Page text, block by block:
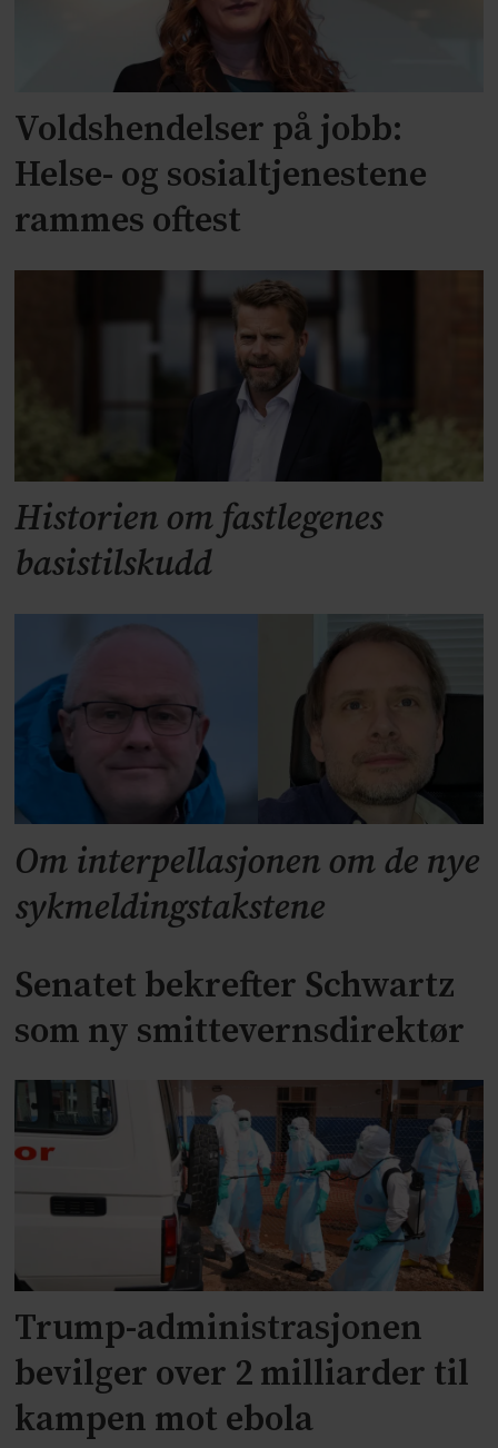
Voldshendelser på jobb:
Helse- og sosialtjenestene
rammes oftest
Historien om fastlegenes
basistilskudd
Om interpellasjonen om de nye
sykmeldingstakstene
Senatet bekrefter Schwartz
som ny smittevernsdirektør
Trump-administrasjonen
bevilger over 2 milliarder til
kampen mot ebola